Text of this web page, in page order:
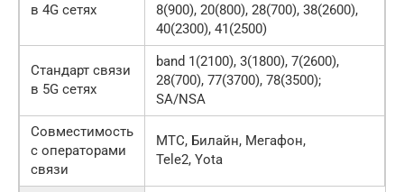
в 4G сетях
8(900), 20(800), 28(700), 38(2600),
40(2300), 41(2500)
Стандарт связи
в 5G сетях
band 1(2100), 3(1800), 7(2600),
28(700), 77(3700), 78(3500);
SA/NSA
Совместимость
с операторами
связи
МТС, Билайн, Мегафон,
Tele2, Yota